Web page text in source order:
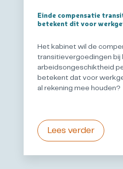
Einde compensatie
betekent dit voor
Het kabinet wil de
transitievergoedingen bij
arbeidsongeschiktheid
betekent dat voor
al rekening mee houden?
Lees verder